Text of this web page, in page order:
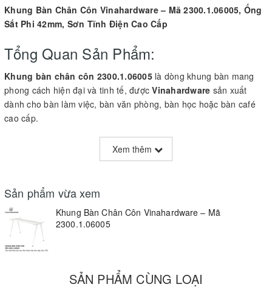
Khung Bàn Chân Côn Vinahardware – Mã 2300.1.06005, Ống
Sắt Phi 42mm, Sơn Tĩnh Điện Cao Cấp
Tổng Quan Sản Phẩm:
Khung bàn chân côn 2300.1.06005là dòng khung bàn mang
phong cách hiện đại và tinh tế, đượcVinahardware sản xuất
dành cho bàn làm việc, bàn văn phòng, bàn học hoặc bàn café
cao cấp.
tiện theo độ dốc chuẩn, tạo cảm giác thanh thoát nhưng vẫn vững
vàng. Kết cấu khung giằng chắc chắn giúp chịu tải tốt, ổn định
Lớpsơn tĩnh điện Vinahardware
cao, có độ bền màu và khả năng chống gỉ lên đến trên 2 năm
đảm bảo sản phẩm luôn mới, không bong tróc hoặc bạc màu.
Thông Số Kỹ Thuật:
2300.1.06005
Xem thêm
Sản phẩm vừa xem
Khung Bàn Chân Côn Vinahardware – Mã
2300.1.06005
SẢN PHẨM CÙNG LOẠI